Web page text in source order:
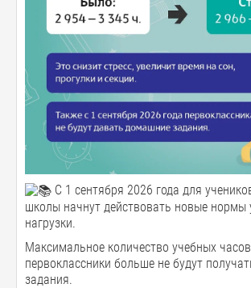
С 1 сентября 2026 года для
школы начнут действовать новые нормы
нагрузки.
Максимальное количество учебных
первоклассники больше не будут
задания.